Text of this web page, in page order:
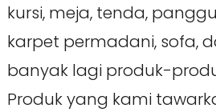
kursi, meja, tenda,
karpet permadani, sofa,
banyak lagi produk-
Produk yang kami